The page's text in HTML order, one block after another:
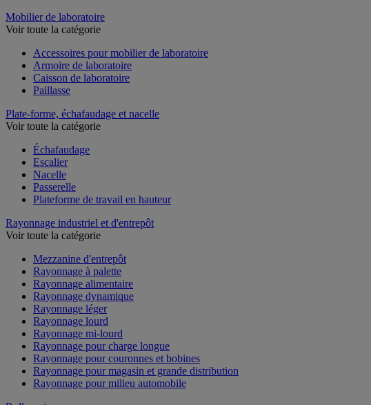
Mobilier de laboratoire
Voir toute la catégorie
Accessoires pour mobilier de laboratoire
Armoire de laboratoire
Caisson de laboratoire
Paillasse
Plate-forme, échafaudage et nacelle
Voir toute la catégorie
Échafaudage
Escalier
Nacelle
Passerelle
Plateforme de travail en hauteur
Rayonnage industriel et d'entrepôt
Voir toute la catégorie
Mezzanine d'entrepôt
Rayonnage à palette
Rayonnage alimentaire
Rayonnage dynamique
Rayonnage léger
Rayonnage lourd
Rayonnage mi-lourd
Rayonnage pour charge longue
Rayonnage pour couronnes et bobines
Rayonnage pour magasin et grande distribution
Rayonnage pour milieu automobile